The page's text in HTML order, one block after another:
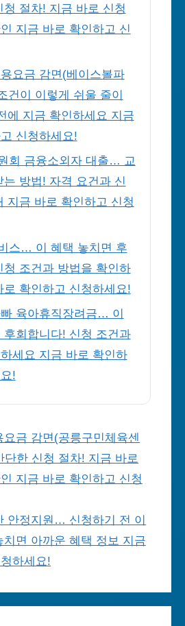
청 절차! 지금 바로 신청
지금 바로 확인하고 신
요금 감면(베이스볼파
건이 이렇게 쉬울 줄이
에 지금 확인하세요 지금
신청하세요!
회 금융소외자 대출… 교
는 방법! 자격 요건과 신
지금 바로 확인하고 신청
스… 이 혜택 놓치면 후
청 조건과 방법을 확인하
로 확인하고 신청하세요!
육아휴직장려금… 이
후회합니다! 신청 조건과
세요 지금 바로 확인하
!
요금 감면(공릉구민체육센
한 신청 절차! 지금 바로
지금 바로 확인하고 신청
안정지원… 신청하기 전 이
치면 아까운 혜택 정보 지금
하세요!